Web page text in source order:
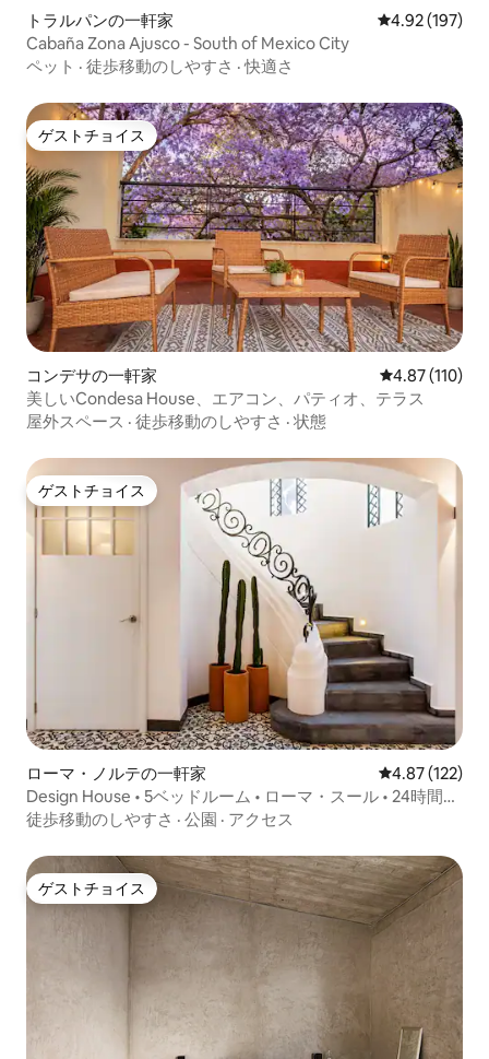
トラルパンの一軒家 レビュー197
4.92 (197)
Cabaña Zona Ajusco - South of Mexico City
ペット · 徒歩移動のしやすさ ·快適さ
ゲストチョイス
ゲストチョイス
コンデサの一軒家 レビュー110
4.87 (110)
美しいCondesa House、エアコン、パティオ、テラス
屋外スペース · 徒歩移動のしやすさ · 状態
ゲストチョイス
ゲストチョイス
ローマ・ノルテの一軒家 レビュー122
4.87 (122)
Design House • 5ベッドルーム • ローマ・スール • 24時間年
中無休のセキュリティ
徒歩移動のしやすさ · 公園 · アクセス
ゲストチョイス
ゲストチョイス